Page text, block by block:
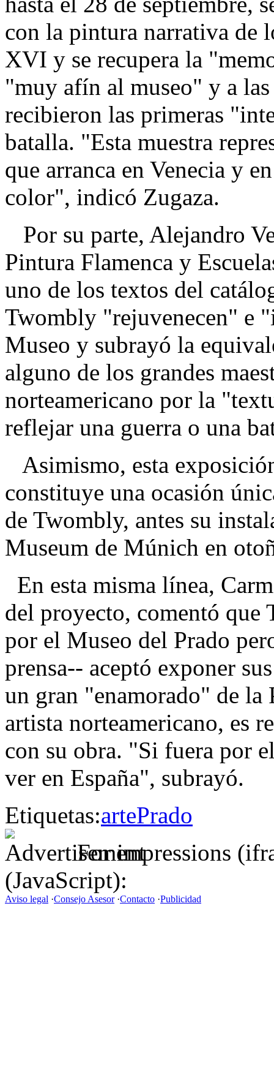
con la pintura narrativa de
XVI y se recupera la
"muy afín al museo" y a
recibieron las primeras
batalla. "Esta muestra
que arranca en Venecia y
color", indicó Zugaza.
Por su parte, Alejandro
Pintura Flamenca y
uno de los textos del
Twombly "rejuvenecen" e
Museo y subrayó la
alguno de los grandes
norteamericano por la
reflejar una guerra o una
Asimismo, esta
constituye una ocasión
de Twombly, antes su
Museum de Múnich en
En esta misma línea,
del proyecto, comentó que
por el Museo del Prado
prensa-- aceptó exponer
un gran "enamorado" de la
artista norteamericano, es
con su obra. "Si fuera por
ver en España", subrayó.
Etiquetas:artePrado
For impressions
(JavaScript):
Aviso legal ·Consejo Asesor·Contacto ·Publicidad